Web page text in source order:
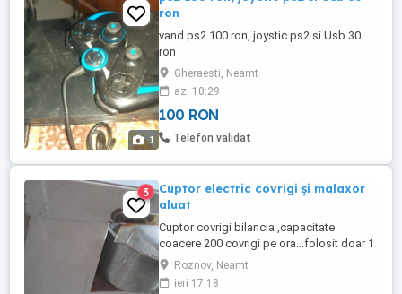
1
ron
vand ps2 100 ron, joystic ps2 si Usb 30
ron
Gheraesti, Neamt
azi 10:29
100 RON
Telefon validat
3
Cuptor electric covrigi și malaxor
aluat
Cuptor covrigi bilancia ,capacitate
coacere 200 covrigi pe ora...folosit doar 1
ani și jumatate,..malaxor aluat capacitate
20 litri.....
Roznov, Neamt
ieri 17:18